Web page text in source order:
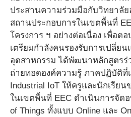
ประสานความร่วมมือกับวิทยาลั
สถานประกอบการในเขตพื้นที่
โครงการ ฯ อย่างต่อเนื่อง เพื่อต
เตรียมกำลังคนรองรับการเปลี่ย
อุตสาหกรรม ได้พัฒนาหลักสูตรร่
ถ่ายทอดองค์ความรู้ ภาคปฏิบัติที่
Industrial IoT ให้ครูและนักเรีย
ในเขตพื้นที่ EEC ดำเนินการจัด
of Things ทั้งแบบ Online และ